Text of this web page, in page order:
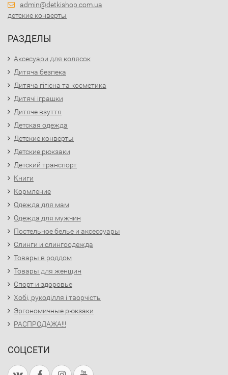
admin@detkishop.com.ua
детские конверты
РАЗДЕЛЫ
Аксесуари для колясок
Дитяча безпека
Дитяча гігієна та косметика
Дитячі іграшки
Дитяче взуття
Детская одежда
Детские конверты
Детские рюкзаки
Детский транспорт
Книги
Кормление
Одежда для мам
Одежда для мужчин
Постельное белье и аксессуары
Слинги и слингоодежда
Товары в роддом
Товары для женщин
Спорт и здоровье
Хобі, рукоділля і творчість
Эргономичные рюкзаки
РАСПРОДАЖА!!!
СОЦСЕТИ